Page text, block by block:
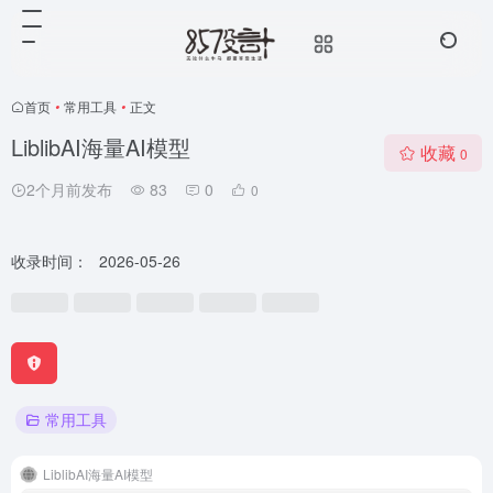
首页 • 常用工具 • 正文
LiblibAI海量AI模型
2个月前发布 83 0 0
收藏 0
收录时间： 2026-05-26
常用工具
LiblibAI海量AI模型